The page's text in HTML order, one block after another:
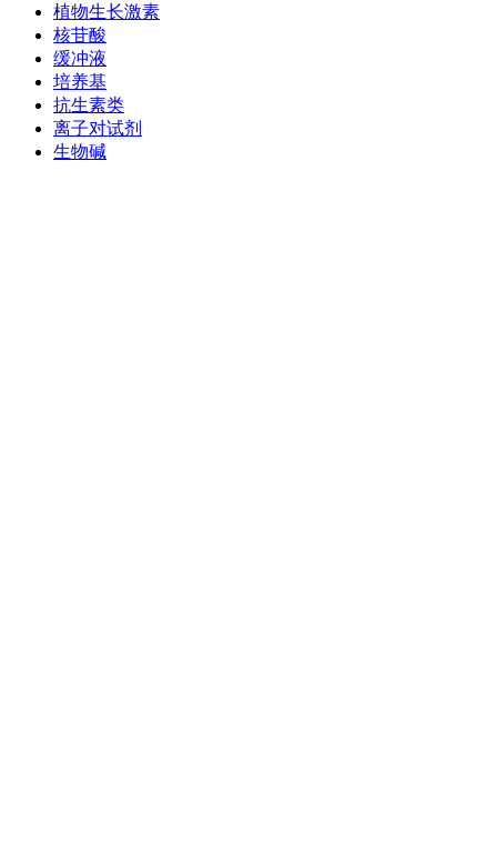
植物生长激素
核苷酸
缓冲液
培养基
抗生素类
离子对试剂
生物碱